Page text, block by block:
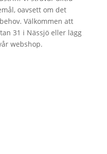
oavsett om det
Välkommen att
31 i Nässjö eller lägg
webshop.